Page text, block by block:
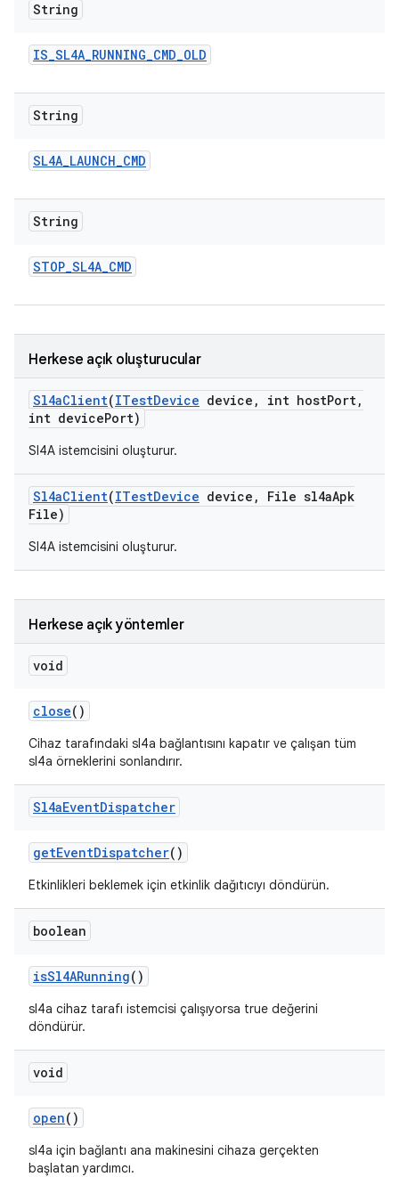
String
IS_SL4A_RUNNING_CMD_OLD
String
SL4A_LAUNCH_CMD
String
STOP_SL4A_CMD
Herkese açık oluşturucular
Sl4aClient(ITestDevice device , int hostPort,
int devicePort)
Sl4A istemcisini oluşturur.
Sl4aClient(ITestDevice device , File sl4aApk
File)
Sl4A istemcisini oluşturur.
Herkese açık yöntemler
void
close()
Cihaz tarafındaki sl4a bağlantısını kapatır ve çalışan tüm
sl4a örneklerini sonlandırır.
Sl4aEventDispatcher
getEventDispatcher()
Etkinlikleri beklemek için etkinlik dağıtıcıyı döndürün.
boolean
isSl4ARunning()
sl4a cihaz tarafı istemcisi çalışıyorsa true değerini
döndürür.
void
open()
sl4a için bağlantı ana makinesini cihaza gerçekten
başlatan yardımcı.